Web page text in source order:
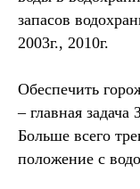
запасов
2003г., 2010г.
Обеспечить
– главная задача
Больше всего
положение с